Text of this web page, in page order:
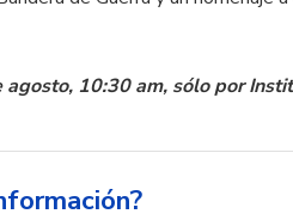
10:30 am, sólo por